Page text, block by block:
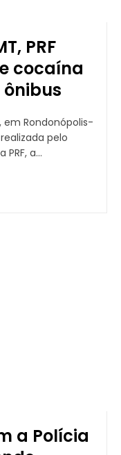
PRF
cocaína
em Rondonópolis-
pelo
a...
a Polícia